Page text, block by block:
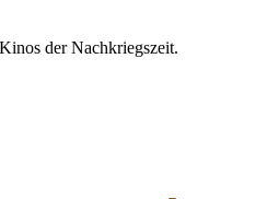
der Nachkriegszeit.